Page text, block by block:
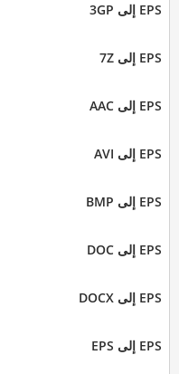
EPS إلى 3GP
EPS إلى 7Z
EPS إلى AAC
EPS إلى AVI
EPS إلى BMP
EPS إلى DOC
EPS إلى DOCX
EPS إلى EPS